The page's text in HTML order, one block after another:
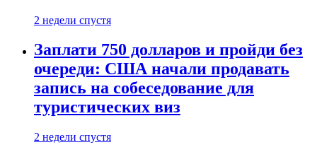
2 недели спустя
Заплати 750 долларов и пройди без
очереди: США начали продавать
запись на собеседование для
туристических виз
2 недели спустя